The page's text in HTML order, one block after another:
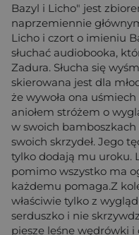
Bazyl i Licho" jest
naprzemiennie
Licho i czort o imieniu
słuchać audiobooka,
Zadura. Słucha się
skierowana jest dla
że wywoła ona
aniołem stróżem o
w swoich
swoich skrzydeł. Jego
tylko dodają mu uroku.
pomimo wszystko ma
każdemu pomaga.Z
właściwie tylko z
serduszko i nie
piesze leśne wędrówki